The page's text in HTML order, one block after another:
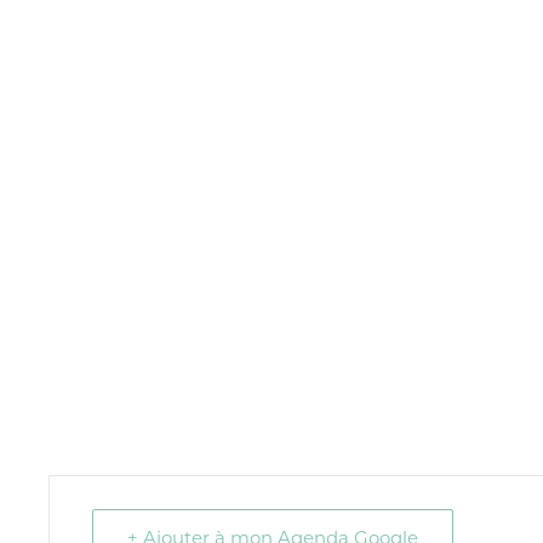
+ Ajouter à mon Agenda Google